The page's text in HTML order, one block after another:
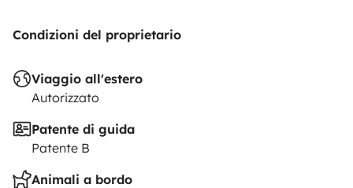
- Maquina de café (sobre pedido)
Condizioni del proprietario
Viaggio all'estero
Autorizzato
Patente di guida
Patente B
Animali a bordo